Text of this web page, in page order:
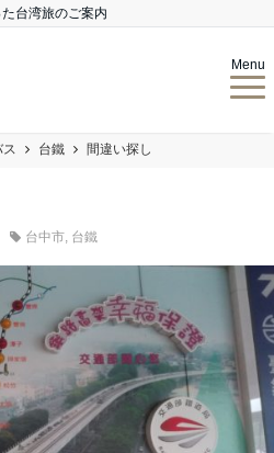
台湾旅のご案内
Menu
ス 台鐵 間違い探し
台中市, 台鐵